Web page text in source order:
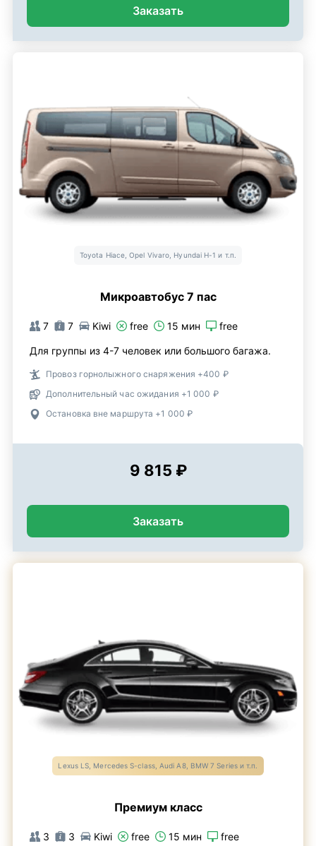
Заказать
Toyota Hiace, Opel Vivaro, Hyundai H-1 и т.п.
Микроавтобус 7 пас
7 7 Kiwi free 15 мин free
Для группы из 4-7 человек или большого багажа.
Провоз горнолыжного снаряжения +400 ₽
Дополнительный час ожидания +1 000 ₽
Остановка вне маршрута +1 000 ₽
9 815 ₽
Заказать
Lexus LS, Mercedes S-class, Audi A8, BMW 7 Series и т.п.
Премиум класс
3 3 Kiwi free 15 мин free